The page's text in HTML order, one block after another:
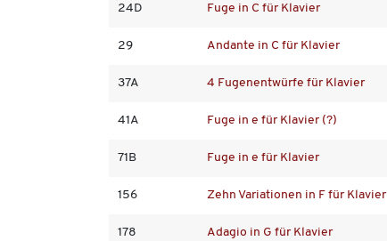
24D Fuge in C für Klavier
29 Andante in C für Klavier
37A 4 Fugenentwürfe für Klavier
41A Fuge in e für Klavier (?)
71B Fuge in e für Klavier
156 Zehn Variationen in F für Klavier
178 Adagio in G für Klavier